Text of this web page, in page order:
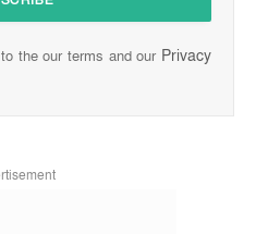
the our terms and our Privacy